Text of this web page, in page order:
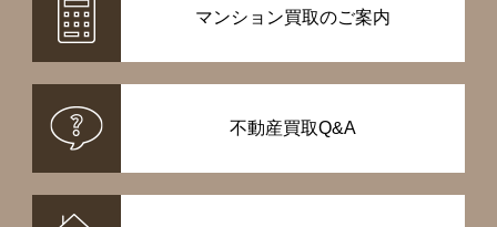
マンション買取のご案内
不動産買取Q&A